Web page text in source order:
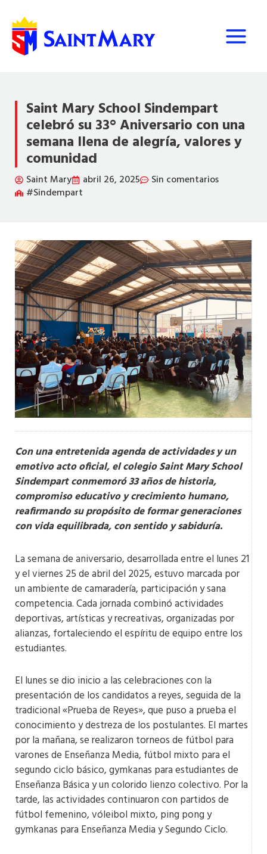
contenido
Saint Mary School Sindempart
celebró su 33° Aniversario con una
semana llena de alegría, valores y
comunidad
Saint Mary abril 26, 2025
Sin comentarios
#Sindempart
Con una entretenida agenda de actividades y un
emotivo acto oficial, el colegio Saint Mary School
Sindempart conmemoró 33 años de historia,
compromiso educativo y crecimiento humano,
reafirmando su propósito de formar generaciones
con vida equilibrada, con sentido y sabiduría.
La semana de aniversario, desarrollada entre el lunes 21
y el viernes 25 de abril del 2025, estuvo marcada por
un ambiente de camaradería, participación y sana
competencia. Cada jornada combinó actividades
deportivas, artísticas y recreativas, organizadas por
alianzas, fortaleciendo el espíritu de equipo entre los
estudiantes​.
El lunes se dio inicio a las celebraciones con la
presentación de los candidatos a reyes, seguida de la
tradicional «Prueba de Reyes», que puso a prueba el
conocimiento y destreza de los postulantes. El martes
por la mañana, se realizaron torneos de fútbol para
varones de Enseñanza Media, fútbol mixto para el
segundo ciclo básico, gymkanas para estudiantes de
Enseñanza Básica y un colorido lienzo colectivo. Por la
tarde, las actividades continuaron con partidos de
fútbol femenino, vóleibol mixto, ping pong y
gymkanas para Enseñanza Media y Segundo Ciclo.